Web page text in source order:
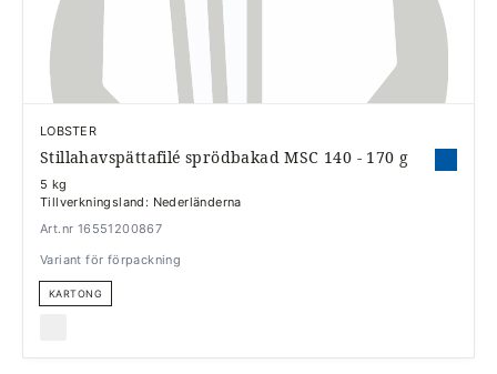
LOBSTER
Stillahavspättafilé sprödbakad MSC 140 - 170 g
5 kg
Tillverkningsland: Nederländerna
Art.nr 16551200867
Variant för förpackning
KARTONG